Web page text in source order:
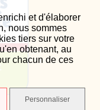
et d'élaborer
nous sommes
tiers sur votre
obtenant, au
chacun de ces
Personnaliser